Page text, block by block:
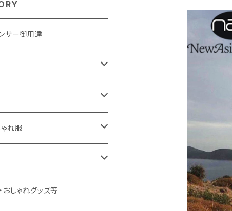
サー御用達
れ服
おしゃれグッズ等